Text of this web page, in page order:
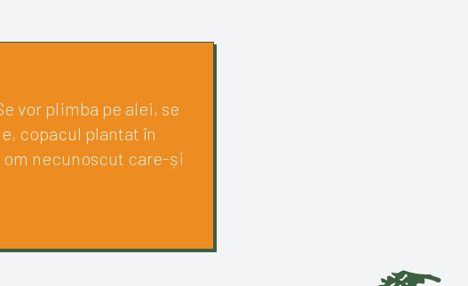
vor plimba pe alei, se
copacul plantat în
necunoscut care-și